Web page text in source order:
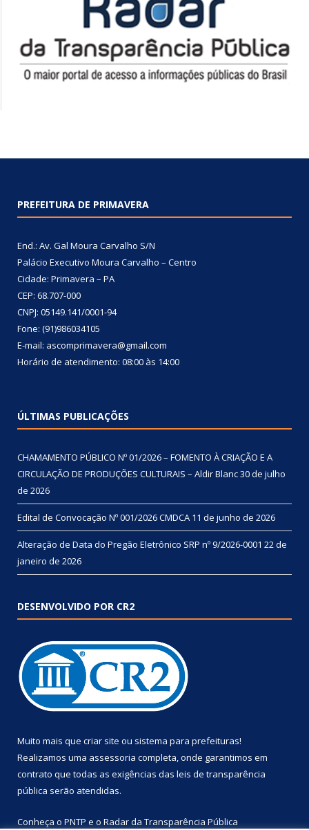
PREFEITURA DE PRIMAVERA
End.: Av. Gal Moura Carvalho S/N
Palácio Executivo Moura Carvalho – Centro
Cidade: Primavera – PA
CEP: 68.707-000
CNPJ: 05149.141/0001-94
Fone: (91)986034105
E-mail: ascomprimavera@gmail.com
Horário de atendimento: 08:00 às 14:00
ÚLTIMAS PUBLICAÇÕES
CHAMAMENTO PÚBLICO Nº 01/2026 – FOMENTO À CRIAÇÃO E A
CIRCULAÇÃO DE PRODUÇÕES CULTURAIS – Aldir Blanc30 de julho
de 2026
Edital de Convocação Nº 001/2026 CMDCA 11 de junho de 2026
Alteração de Data do Pregão Eletrônico SRP nº 9/2026-0001 22 de
janeiro de 2026
DESENVOLVIDO POR CR2
Muito mais que criar site ou sistema para prefeituras!
Realizamos uma assessoria completa, onde garantimos em
contrato que todas as exigências das leis de transparência
pública serão atendidas.
Conheça o PNTP e o Radar da Transparência Pública